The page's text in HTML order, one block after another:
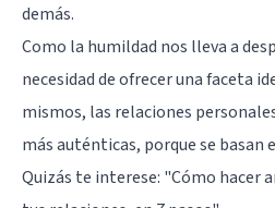
demás.
Como la humildad nos lleva a
necesidad de ofrecer una faceta
mismos, las relaciones
más auténticas, porque se basan
Quizás te interese: "Cómo hacer